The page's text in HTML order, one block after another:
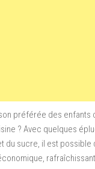
préférée des enfants
? Avec quelques
du sucre, il est